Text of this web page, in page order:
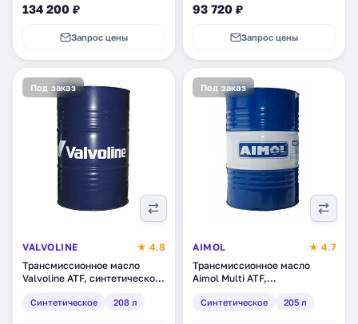
134 200 ₽
Запрос цены
93 720 ₽
Запрос цены
Под заказ
VALVOLINE
★ 4.8
Трансмиссионное масло
Valvoline ATF, синтетическое,
Синтетическое 208 л
Под заказ
AIMOL
★ 4.7
Трансмиссионное масло
Aimol Multi ATF,
Синтетическое 205 л